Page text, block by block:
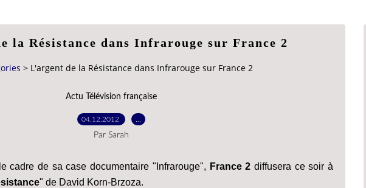
la Résistance dans Infrarouge sur France 2
> L'argent de la Résistance dans Infrarouge sur France 2
Actu Télévision française
04.12.2012
Par Sarah
cadre de sa case documentaire "Infrarouge", France 2 diffusera ce soir à
" de David Korn-Brzoza.